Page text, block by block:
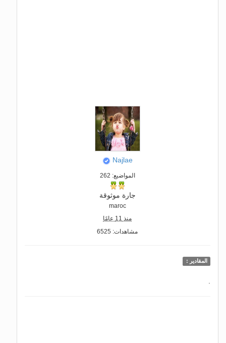
Najlae
المواضيع: 262
جارة موثوقة
maroc
منذ 11 عامًا
مشاهدات: 6525
المقادير :